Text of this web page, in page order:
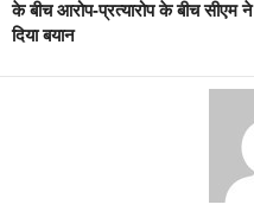
के बीच आरोप-प्रत्यारोप के बीच सीएम ने
दिया बयान